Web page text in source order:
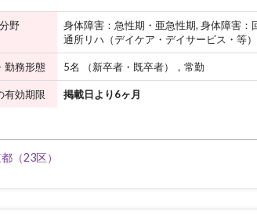
分野
身体障害：急性期・亜急性期, 身体障害
通所リハ（デイケア・デイサービス・等
勤務形態 5名 （新卒者・既卒者），常勤
有効期限 掲載日より6ヶ月
（23区）